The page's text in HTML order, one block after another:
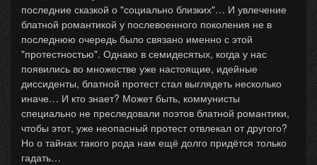
последние сказкой о "социально близких"… И увлечение
блатной романтикой у послевоенного поколения не в
последнюю очередь было связано именно с этой
"протестностью". Однако в семидесятых, когда у нас
появились во множестве уже настоящие, идейные
диссиденты, блатной протест стал выглядеть несколько
иначе… И кто знает? Может быть, коммунисты
специально не преследовали поэтов блатной романтики,
чтобы этот, уже неопасный протест отвлекал от другого?
Но о тайнах такого рода нам ещё долго придётся только
гадать…